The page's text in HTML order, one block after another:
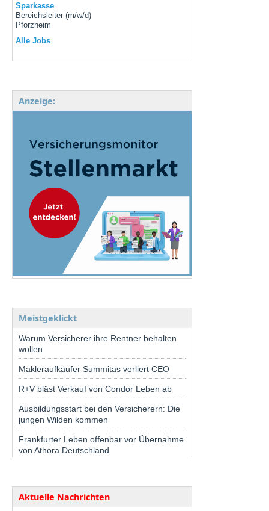
Sparkasse
Bereichsleiter (m/w/d)
Pforzheim
Alle Jobs
Anzeige:
Meistgeklickt
Warum Versicherer ihre Rentner behalten
wollen
Makleraufkäufer Summitas verliert CEO
R+V bläst Verkauf von Condor Leben ab
Ausbildungsstart bei den Versicherern: Die
jungen Wilden kommen
Frankfurter Leben offenbar vor Übernahme
von Athora Deutschland
Aktuelle Nachrichten